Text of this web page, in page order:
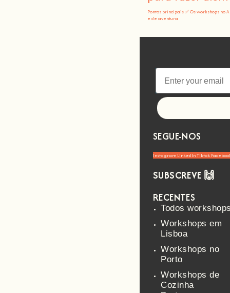
Pontos principais ✅ Os workshops
e de aventura
SEGUE-NOS
Instagram LinkedInTiktok
SUBSCREVE 🙌
RECENTES
Todos workshops
Workshops em
Lisboa
Workshops no
Porto
Workshops de
Cozinha